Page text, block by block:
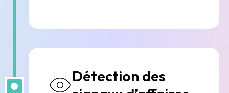
Détection des